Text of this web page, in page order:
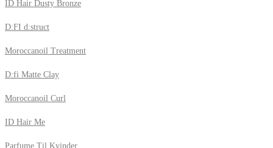
ID Hair Dusty Bronze
D:FI d:struct
Moroccanoil Treatment
D:fi Matte Clay
Moroccanoil Curl
ID Hair Me
Parfume Til Kvinder